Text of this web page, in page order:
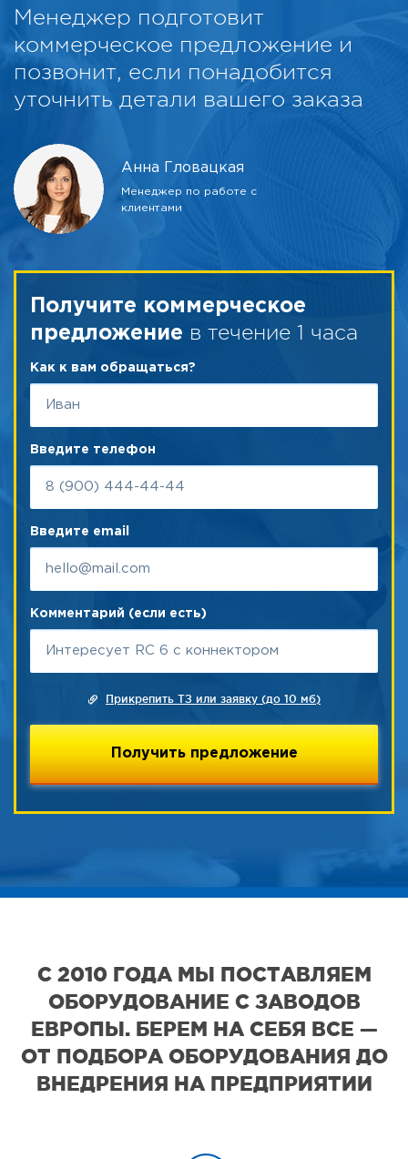
Менеджер подготовит
коммерческое предложение и
позвонит, если понадобится
уточнить детали вашего заказа
Анна Гловацкая
Менеджер по работе с
клиентами
Получите коммерческое
предложение в течение 1 часа
Как к вам обращаться?
Введите телефон
Введите email
Комментарий (если есть)
Прикрепить ТЗ или заявку (до 10 мб)
С 2010 ГОДА МЫ ПОСТАВЛЯЕМ
ОБОРУДОВАНИЕ С ЗАВОДОВ
ЕВРОПЫ. БЕРЕМ НА СЕБЯ ВСЕ —
ОТ ПОДБОРА ОБОРУДОВАНИЯ ДО
ВНЕДРЕНИЯ НА ПРЕДПРИЯТИИ